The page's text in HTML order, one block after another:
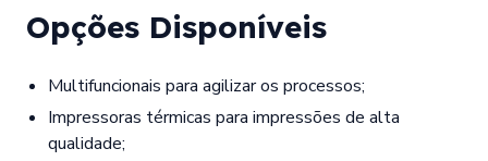
Opções Disponíveis
Multifuncionais para agilizar os processos;
Impressoras térmicas para impressões de alta
qualidade;